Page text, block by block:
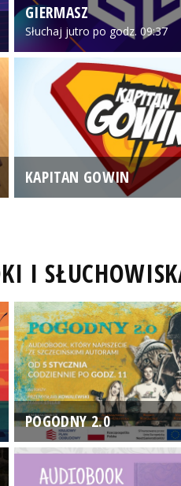
GIERMASZ
Słuchaj jutro po godz. 09:37
KAPITAN GOWIN
I
POGODNY 2.0